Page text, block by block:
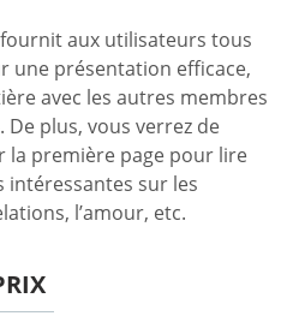
aux utilisateurs tous
une présentation efficace,
avec les autres membres
plus, vous verrez de
la première page pour lire
sur les
l’amour, etc.